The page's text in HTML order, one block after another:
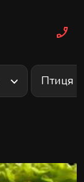
Птиця